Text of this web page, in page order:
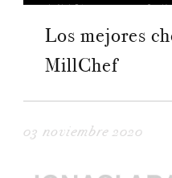
Los mejores
MillChef
03 noviembre 2020